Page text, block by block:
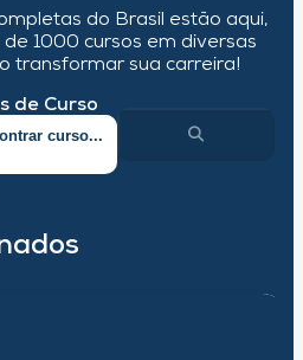
do Brasil estão aqui,
1000 cursos em diversas
transformar sua carreira!
de Curso